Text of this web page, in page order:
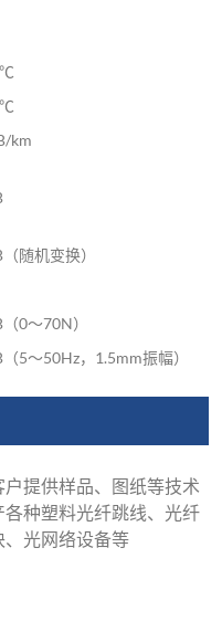
km
随机变换）
0～70N）
5～50Hz，1.5mm振幅）
提供样品、图纸等技术
种塑料光纤跳线、光纤
光网络设备等